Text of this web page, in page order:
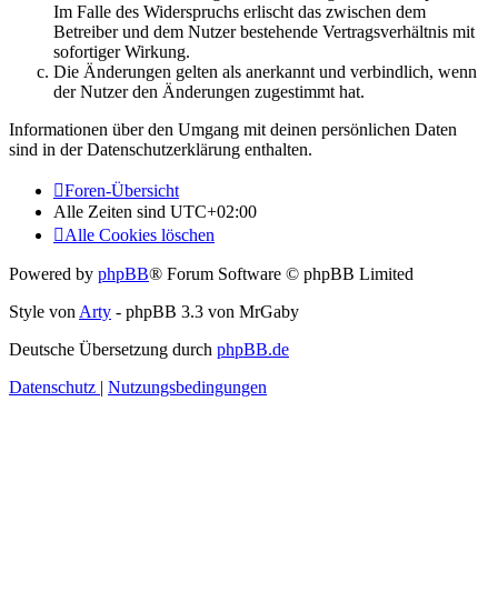
Im Falle des Widerspruchs erlischt das zwischen dem
Betreiber und dem Nutzer bestehende Vertragsverhältnis mit
sofortiger Wirkung.
Die Änderungen gelten als anerkannt und verbindlich, wenn
der Nutzer den Änderungen zugestimmt hat.
Informationen über den Umgang mit deinen persönlichen Daten
sind in der Datenschutzerklärung enthalten.
Foren-Übersicht
Alle Zeiten sind UTC+02:00
Alle Cookies löschen
Powered by phpBB® Forum Software © phpBB Limited
Style von Arty - phpBB 3.3 von MrGaby
Deutsche Übersetzung durch phpBB.de
Datenschutz | Nutzungsbedingungen